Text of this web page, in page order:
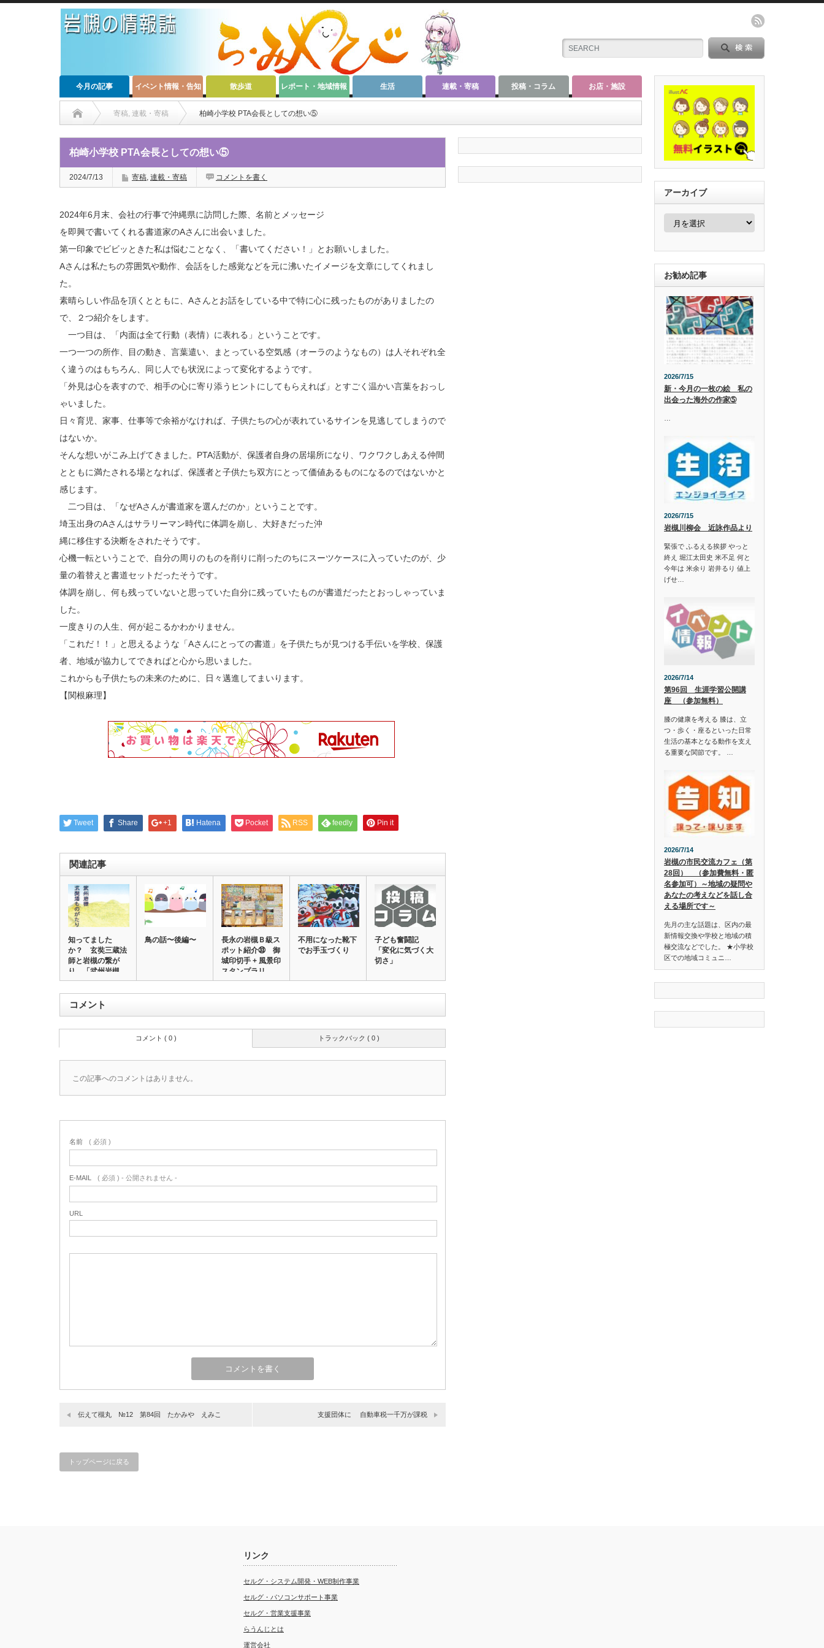
今月の記事 イベント情報・告知 散歩道 レポート・地域情報 生活 連載・寄稿 投稿・コラム お店・施設
寄稿, 連載・寄稿 柏崎小学校 PTA会長としての想い⑤
柏崎小学校 PTA会長としての想い⑤
2024/7/13 寄稿, 連載・寄稿 コメントを書く
2024年6月末、会社の行事で沖縄県に訪問した際、名前とメッセージ
を即興で書いてくれる書道家のAさんに出会いました。
第一印象でビビッときた私は悩むことなく、「書いてください！」とお願いしました。
Aさんは私たちの雰囲気や動作、会話をした感覚などを元に沸いたイメージを文章にしてくれまし
た。
素晴らしい作品を頂くとともに、Aさんとお話をしている中で特に心に残ったものがありましたの
で、２つ紹介をします。
一つ目は、「内面は全て行動（表情）に表れる」ということです。
一つ一つの所作、目の動き、言葉遣い、まとっている空気感（オーラのようなもの）は人それぞれ全
く違うのはもちろん、同じ人でも状況によって変化するようです。
「外見は心を表すので、相手の心に寄り添うヒントにしてもらえれば」とすごく温かい言葉をおっし
ゃいました。
日々育児、家事、仕事等で余裕がなければ、子供たちの心が表れているサインを見逃してしまうので
はないか。
そんな想いがこみ上げてきました。PTA活動が、保護者自身の居場所になり、ワクワクしあえる仲間
とともに満たされる場となれば、保護者と子供たち双方にとって価値あるものになるのではないかと
感じます。
二つ目は、「なぜAさんが書道家を選んだのか」ということです。
埼玉出身のAさんはサラリーマン時代に体調を崩し、大好きだった沖
縄に移住する決断をされたそうです。
心機一転ということで、自分の周りのものを削りに削ったのちにスーツケースに入っていたのが、少
量の着替えと書道セットだったそうです。
体調を崩し、何も残っていないと思っていた自分に残っていたものが書道だったとおっしゃっていま
した。
一度きりの人生、何が起こるかわかりません。
「これだ！！」と思えるような「Aさんにとっての書道」を子供たちが見つける手伝いを学校、保護
者、地域が協力してできればと心から思いました。
これからも子供たちの未来のために、日々邁進してまいります。
【関根麻理】
Tweet Share +1 Hatena Pocket RSS feedly Pin it
関連記事
知ってました
か？ 玄奘三蔵法
師と岩槻の繋が
り 「武州岩槻
玄奘塔…
鳥の話〜後編〜
長永の岩槻Ｂ級ス
ポット紹介㉝ 御
城印切手 + 風景印
スタンプラリ…
不用になった靴下
でお手玉づくり
子ども奮闘記
「変化に気づく大
切さ」
コメント
トラックバック ( 0 )
コメント ( 0 )
この記事へのコメントはありません。
名前 ( 必須 )
E-MAIL ( 必須 ) - 公開されません -
URL
伝えて槻丸 №12 第84回 たかみや えみこ 支援団体に 自動車税一千万が課税
トップページに戻る
アーカイブ
お勧め記事
2026/7/15
新・今月の一枚の絵 私の
出会った海外の作家➄
2026/7/15
岩槻川柳会 近詠作品より
緊張で ふるえる挨拶 やっと
終え 堀江太田史 米不足 何と
今年は 米余り 岩井るり 値上
げせ…
2026/7/14
第96回 生涯学習公開講
座 （参加無料）
膝の健康を考える 膝は、立
つ・歩く・座るといった日常
生活の基本となる動作を支え
る重要な関節です。 …
2026/7/14
岩槻の市民交流カフェ（第
28回） （参加費無料・匿
名参加可）～地域の疑問や
あなたの考えなどを話し合
える場所です～
先月の主な話題は、区内の最
新情報交換や学校と地域の積
極交流などでした。 ★小学校
区での地域コミュニ…
リンク
セルグ・システム開発・WEB制作事業
セルグ・パソコンサポート事業
セルグ・営業支援事業
らうんじとは
運営会社